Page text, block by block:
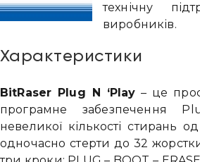
технічну
виробників.
Характеристики
BitRaser Plug N ‘Play – це
програмне забезпечення
невеликої кількості стирань
одночасно стерти до 32